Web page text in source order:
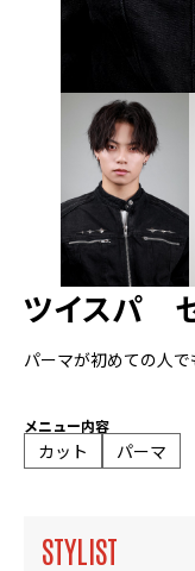
ツイスパ
パーマが初めての人
メニュー内容
カット パーマ
STYLIST